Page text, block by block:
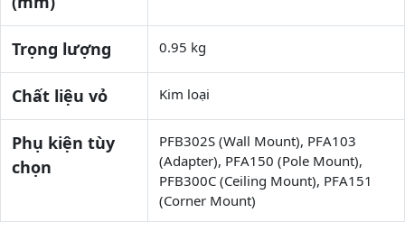
Trọng lượng 0.95 kg
Chất liệu vỏ Kim loại
Phụ kiện tùy
chọn
PFB302S (Wall Mount), PFA103
(Adapter), PFA150 (Pole Mount),
PFB300C (Ceiling Mount), PFA151
(Corner Mount)